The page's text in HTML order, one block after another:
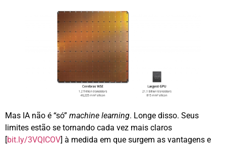
Mas IA não é “só” machine learning. Longe disso. Seus
limites estão se tornando cada vez mais claros
[bit.ly/3VQICOV] à medida em que surgem as vantagens e